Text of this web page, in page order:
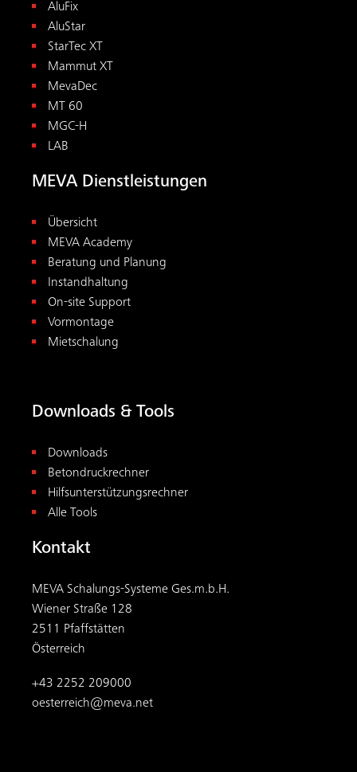
AluFix
AluStar
StarTec XT
Mammut XT
MevaDec
MT 60
MGC-H
LAB
MEVA Dienstleistungen
Übersicht
MEVA Academy
Beratung und Planung
Instandhaltung
On-site Support
Vormontage
Mietschalung
Downloads & Tools
Downloads
Betondruckrechner
Hilfsunterstützungsrechner
Alle Tools
Kontakt
MEVA Schalungs-Systeme Ges.m.b.H.
Wiener Straße 128
2511 Pfaffstätten
Österreich
+43 2252 209000
oesterreich@meva.net